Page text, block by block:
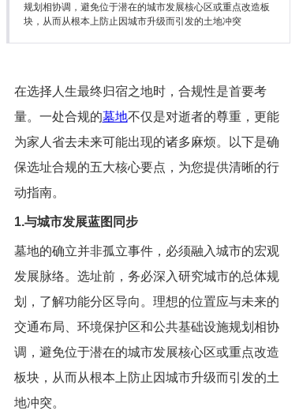
规划相协调，避免位于潜在的城市发展核心区或重点改造板
块，从而从根本上防止因城市升级而引发的土地冲突
在选择人生最终归宿之地时，合规性是首要考
量。一处合规的墓地不仅是对逝者的尊重，更能
为家人省去未来可能出现的诸多麻烦。以下是确
保选址合规的五大核心要点，为您提供清晰的行
动指南。
1.与城市发展蓝图同步
墓地的确立并非孤立事件，必须融入城市的宏观
发展脉络。选址前，务必深入研究城市的总体规
划，了解功能分区导向。理想的位置应与未来的
交通布局、环境保护区和公共基础设施规划相协
调，避免位于潜在的城市发展核心区或重点改造
板块，从而从根本上防止因城市升级而引发的土
地冲突。